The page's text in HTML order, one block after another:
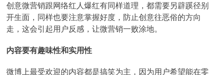
创意微营销跟网络红人爆红有同样道理，都需要另辟蹊径别
开生面，同样也要注意掌握好度，防止创意往恶俗的方向
走，这会引起用户反感，让微营销一败涂地。
内容要有趣味性和实用性
微博上最受欢迎的内容都是搞笑为主，因为用户希望能在零